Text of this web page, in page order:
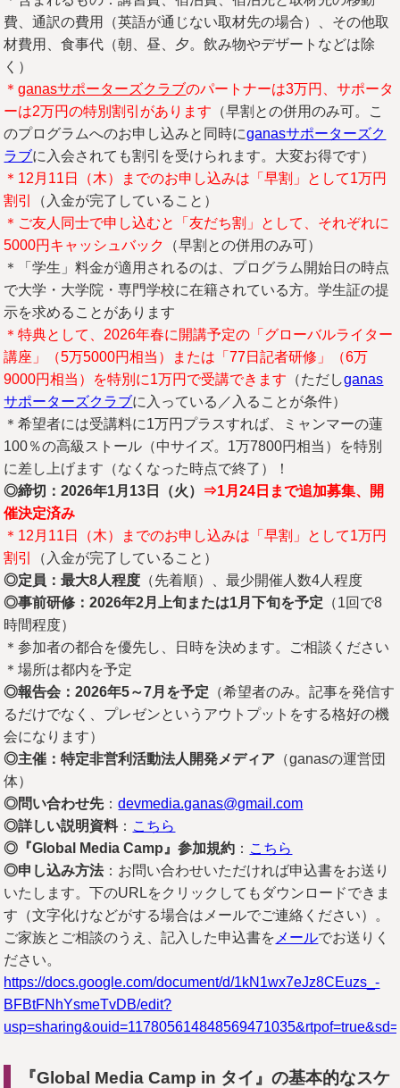
費、通訳の費用（英語が通じない取材先の場合）、その他取
材費用、食事代（朝、昼、夕。飲み物やデザートなどは除
く）
＊ganasサポーターズクラブのパートナーは3万円、サポータ
ーは2万円の特別割引があります （早割との併用のみ可。こ
のプログラムへのお申し込みと同時にganasサポーターズク
ラブに入会されても割引を受けられます。大変お得です）
＊12月11日（木）までのお申し込みは「早割」として1万円
割引
（入金が完了していること）
＊ご友人同士で申し込むと「友だち割」として、それぞれに
5000円キャッシュバック
（早割との併用のみ可）
＊「学生」料金が適用されるのは、プログラム開始日の時点
で大学・大学院・専門学校に在籍されている方。学生証の提
示を求めることがあります
＊特典として、2026年春に開講予定の「グローバルライター
講座」（5万5000円相当）または「77日記者研修」（6万
9000円相当）を特別に1万円で受講できます （ただしganas
サポーターズクラブに入っている／入ることが条件）
＊希望者には受講料に1万円プラスすれば、ミャンマーの蓮
100％の高級ストール（中サイズ。1万7800円相当）を特別
に差し上げます（なくなった時点で終了）！
◎締切：2026年1月13日（火） ⇒1月24日まで追加募集、開
催決定済み
＊12月11日（木）までのお申し込みは「早割」として1万円
割引
（入金が完了していること）
◎定員：最大8人程度 （先着順）、最少開催人数4人程度
◎事前研修：2026年2月上旬または1月下旬を予定 （1回で8
時間程度）
＊参加者の都合を優先し、日時を決めます。ご相談ください
＊場所は都内を予定
◎報告会：2026年5～7月を予定 （希望者のみ。記事を発信す
るだけでなく、プレゼンというアウトプットをする格好の機
会になります）
◎主催：特定非営利活動法人開発メディア （ganasの運営団
体）
◎問い合わせ先：devmedia.ganas@gmail.com
◎詳しい説明資料： こちら
◎『Global Media Camp』参加規約 ： こちら
◎申し込み方法：お問い合わせいただければ申込書をお送り
いたします。下のURLをクリックしてもダウンロードできま
す（文字化けなどがする場合はメールでご連絡ください）。
ご家族とご相談のうえ、記入した申込書を メールでお送りく
ださい。
https://docs.google.com/document/d/1kN1wx7eJz8CEuzs_-
BFBtFNhYsmeTvDB/edit?
『Global Media Camp in タイ』の基本的なスケ